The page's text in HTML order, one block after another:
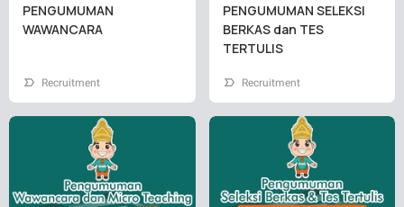
PENGUMUMAN
WAWANCARA
Recruitment
PENGUMUMAN SELEKSI
BERKAS dan TES
TERTULIS
Recruitment